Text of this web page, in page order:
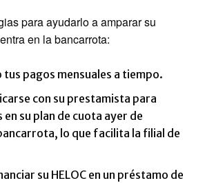
para ayudarlo a amparar su
en la bancarrota:
tus pagos mensuales a tiempo.
con su prestamista para
su plan de cuota ayer de
lo que facilita la filial de
su HELOC en un préstamo de